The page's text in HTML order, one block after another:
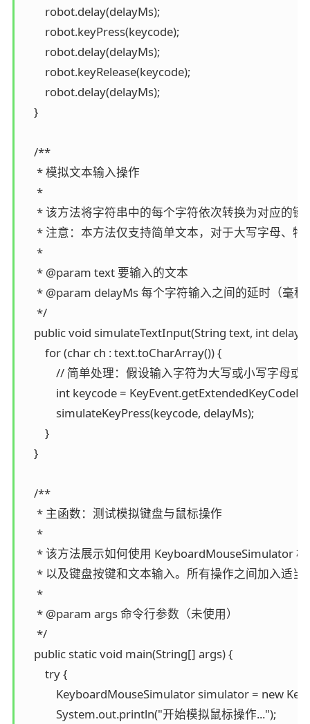
        robot.delay(delayMs);
        robot.keyPress(keycode);
        robot.delay(delayMs);
        robot.keyRelease(keycode);
        robot.delay(delayMs);
    }
    /**
     * 模拟文本输入操作
     *
* 该方法将字符串中的每个字符依次转换为对应的
* 注意：本方法仅支持简单文本，对于大写字母、
     *
     * @param text 要输入的文本
* @param delayMs 每个字符输入之间的延时（毫秒
     */
public void simulateTextInput(String text, int
        for (char ch : text.toCharArray()) {
// 简单处理：假设输入字符为大写或小写字母或
int keycode =
            simulateKeyPress(keycode, delayMs);
        }
    }
    /**
     * 主函数：测试模拟键盘与鼠标操作
     *
* 该方法展示如何使用 KeyboardMouseSimulator
* 以及键盘按键和文本输入。所有操作之间加入适
     *
     * @param args 命令行参数（未使用）
     */
    public static void main(String[] args) {
        try {
KeyboardMouseSimulator simulator = new
            System.out.println("开始模拟鼠标操作...");